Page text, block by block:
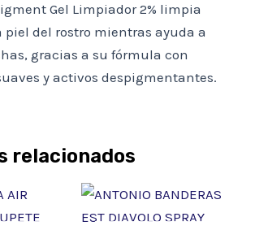
Gel Limpiador 2% limpia
del rostro mientras ayuda a
gracias a su fórmula con
y activos despigmentantes.
relacionados